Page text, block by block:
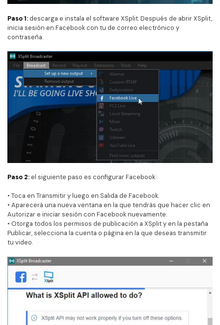
Paso 1: descarga e instala el software XSplit. Después de abrir XSplit,
inicia sesión en Facebook con tu de correo electrónico y
contraseña.
Paso 2: el siguiente paso es configurar Facebook:
• Toca en Transmitir y luego en Salida de Facebook.
• Aparecerá una nueva ventana en la que tendrás que hacer clic en
Autorizar e iniciar sesión con Facebook nuevamente.
• Otorga todos los permisos de publicación a XSplit y en la pestaña
Publicar, selecciona la cuenta o página en la que deseas transmitir
tu video.